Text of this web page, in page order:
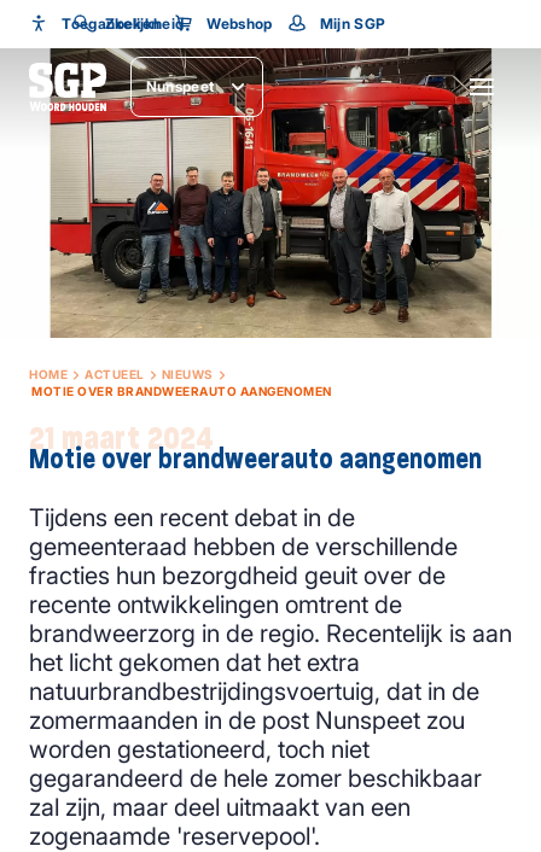
Toegankelijkheid
Toegankelijkheid
Lettergrootte
Zoeken Webshop Mijn SGP
Nunspeet SLUITEN
HOME ACTUEEL
NIEUWS
MOTIE OVER BRANDWEERAUTO AANGENOMEN
21 maart 2024
Motie over brandweerauto aangenomen
Tijdens een recent debat in de
gemeenteraad hebben de verschillende
fracties hun bezorgdheid geuit over de
recente ontwikkelingen omtrent de
brandweerzorg in de regio. Recentelijk is aan
het licht gekomen dat het extra
natuurbrandbestrijdingsvoertuig, dat in de
zomermaanden in de post Nunspeet zou
worden gestationeerd, toch niet
gegarandeerd de hele zomer beschikbaar
zal zijn, maar deel uitmaakt van een
zogenaamde 'reservepool'.